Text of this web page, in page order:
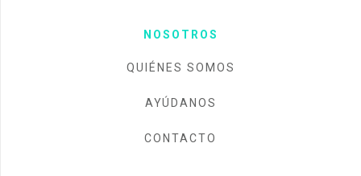
NOSOTROS
QUIÉNES SOMOS
AYÚDANOS
CONTACTO